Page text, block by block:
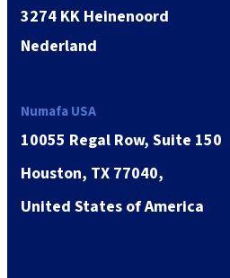
3274 KK Heinenoord
Nederland
Numafa USA
10055 Regal Row, Suite 150
Houston, TX 77040,
United States of America